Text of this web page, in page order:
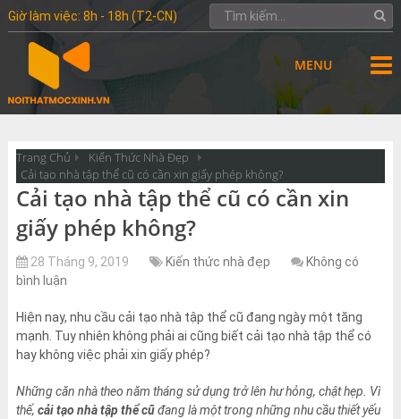
Giờ làm việc: 8h - 18h (T2-CN)
MENU
Trang Chủ
Kiến Thức Nhà Đẹp
Cải tạo nhà tập thể cũ có cần xin giấy phép không?
Cải tạo nhà tập thể cũ có cần xin
giấy phép không?
28 Tháng 9, 2019 Kiến thức nhà đẹp
Không có
bình luận
Hiện nay, nhu cầu cải tạo nhà tập thể cũ đang ngày một tăng
mạnh. Tuy nhiên không phải ai cũng biết cải tạo nhà tập thể có
hay không việc phải xin giấy phép?
Những căn nhà theo năm tháng sử dụng trở lên hư hỏng, chật hẹp. Vì
thế, cải tạo nhà tập thể cũđang là một trong những nhu cầu thiết yếu